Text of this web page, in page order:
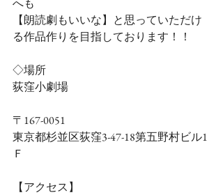
へも
【朗読劇もいいな】と思っていただけ
る作品作りを目指しております！！
◇場所
荻窪小劇場
〒167-0051
東京都杉並区荻窪3-47-18第五野村ビル1
Ｆ
【アクセス】